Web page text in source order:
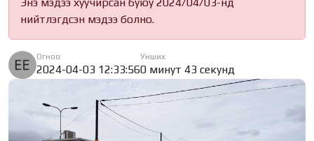
нийтлэгдсэн мэдээ болно.
Огноо
2024-04-03 12:33:56
Унших
0 минут 43 секунд